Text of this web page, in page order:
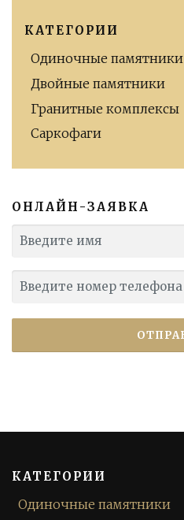
КАТЕГОРИИ
Одиночные памятники
Двойные памятники
Гранитные комплексы
Саркофаги
ОНЛАЙН-ЗАЯВКА
КАТЕГОРИИ
Одиночные памятники